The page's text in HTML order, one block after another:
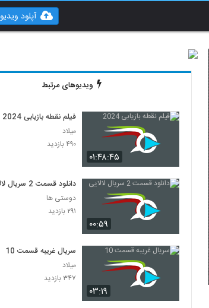
آپلود ویدیو
ویدیوهای مرتبط
۰۱:۴۸:۴۵
فیلم نقطه بازیابی 2024
میلاد
۴۹۰ بازدید
۰۰:۵۹
دانلود قسمت 2 سریال لالایی
دوستی ها
۲۹۱ بازدید
۰۳:۱۹
سریال غریبه قسمت 10
میلاد
۳۴۷ بازدید